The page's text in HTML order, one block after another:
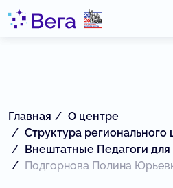
Главная
О центре
Структура регионального
Внештатные Педагоги
Подгорнова Полина